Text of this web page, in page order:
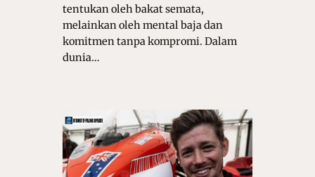
tentukan oleh bakat semata,
melainkan oleh mental baja dan
komitmen tanpa kompromi. Dalam
dunia…